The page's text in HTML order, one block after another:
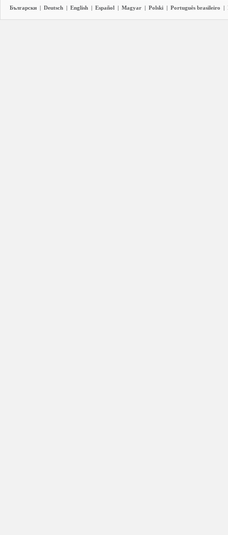
Български | Deutsch | English | Español | Magyar | Polski | Português brasileiro |